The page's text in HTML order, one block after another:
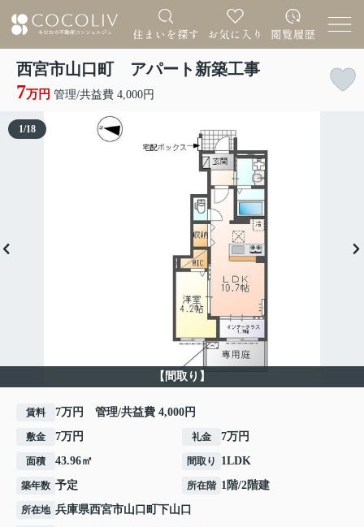
西宮市山口町 アパート新築工事
7万円 管理/共益費 4,000円
【間取り】
1/18
賃料 7万円 管理/共益費 4,000円
敷金 7万円 礼金 7万円
面積 43.96㎡ 間取り 1LDK
築年数 予定 所在階 1階/2階建
所在地 兵庫県西宮市山口町下山口